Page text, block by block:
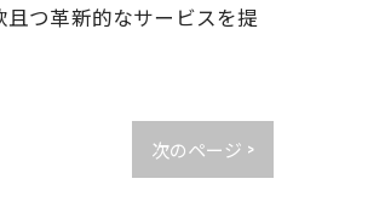
つ革新的なサービスを提
次のページ >